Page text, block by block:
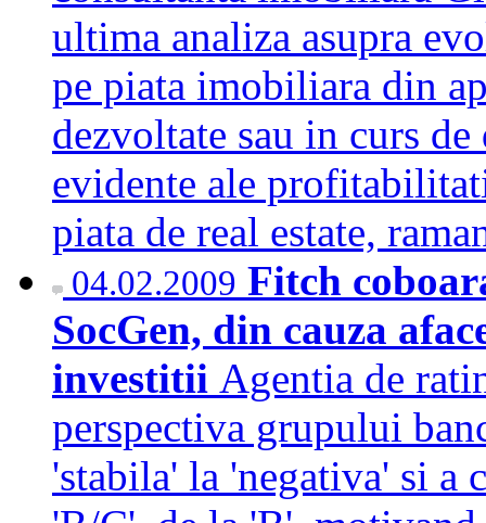
ultima analiza asupra
pe piata imobiliara din
dezvoltate sau in curs
evidente ale
piata de real estate,
04.02.2009 Fitch
SocGen, din cauza
investitii Agentia de
perspectiva grupului
'stabila' la 'negativa' si